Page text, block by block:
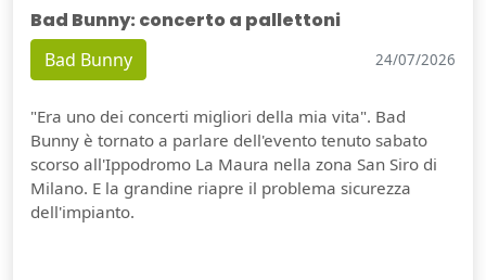
Bad Bunny: concerto a pallettoni
Bad Bunny 24/07/2026
"Era uno dei concerti migliori della mia vita". Bad
Bunny è tornato a parlare dell'evento tenuto sabato
scorso all'Ippodromo La Maura nella zona San Siro di
Milano. E la grandine riapre il problema sicurezza
dell'impianto.